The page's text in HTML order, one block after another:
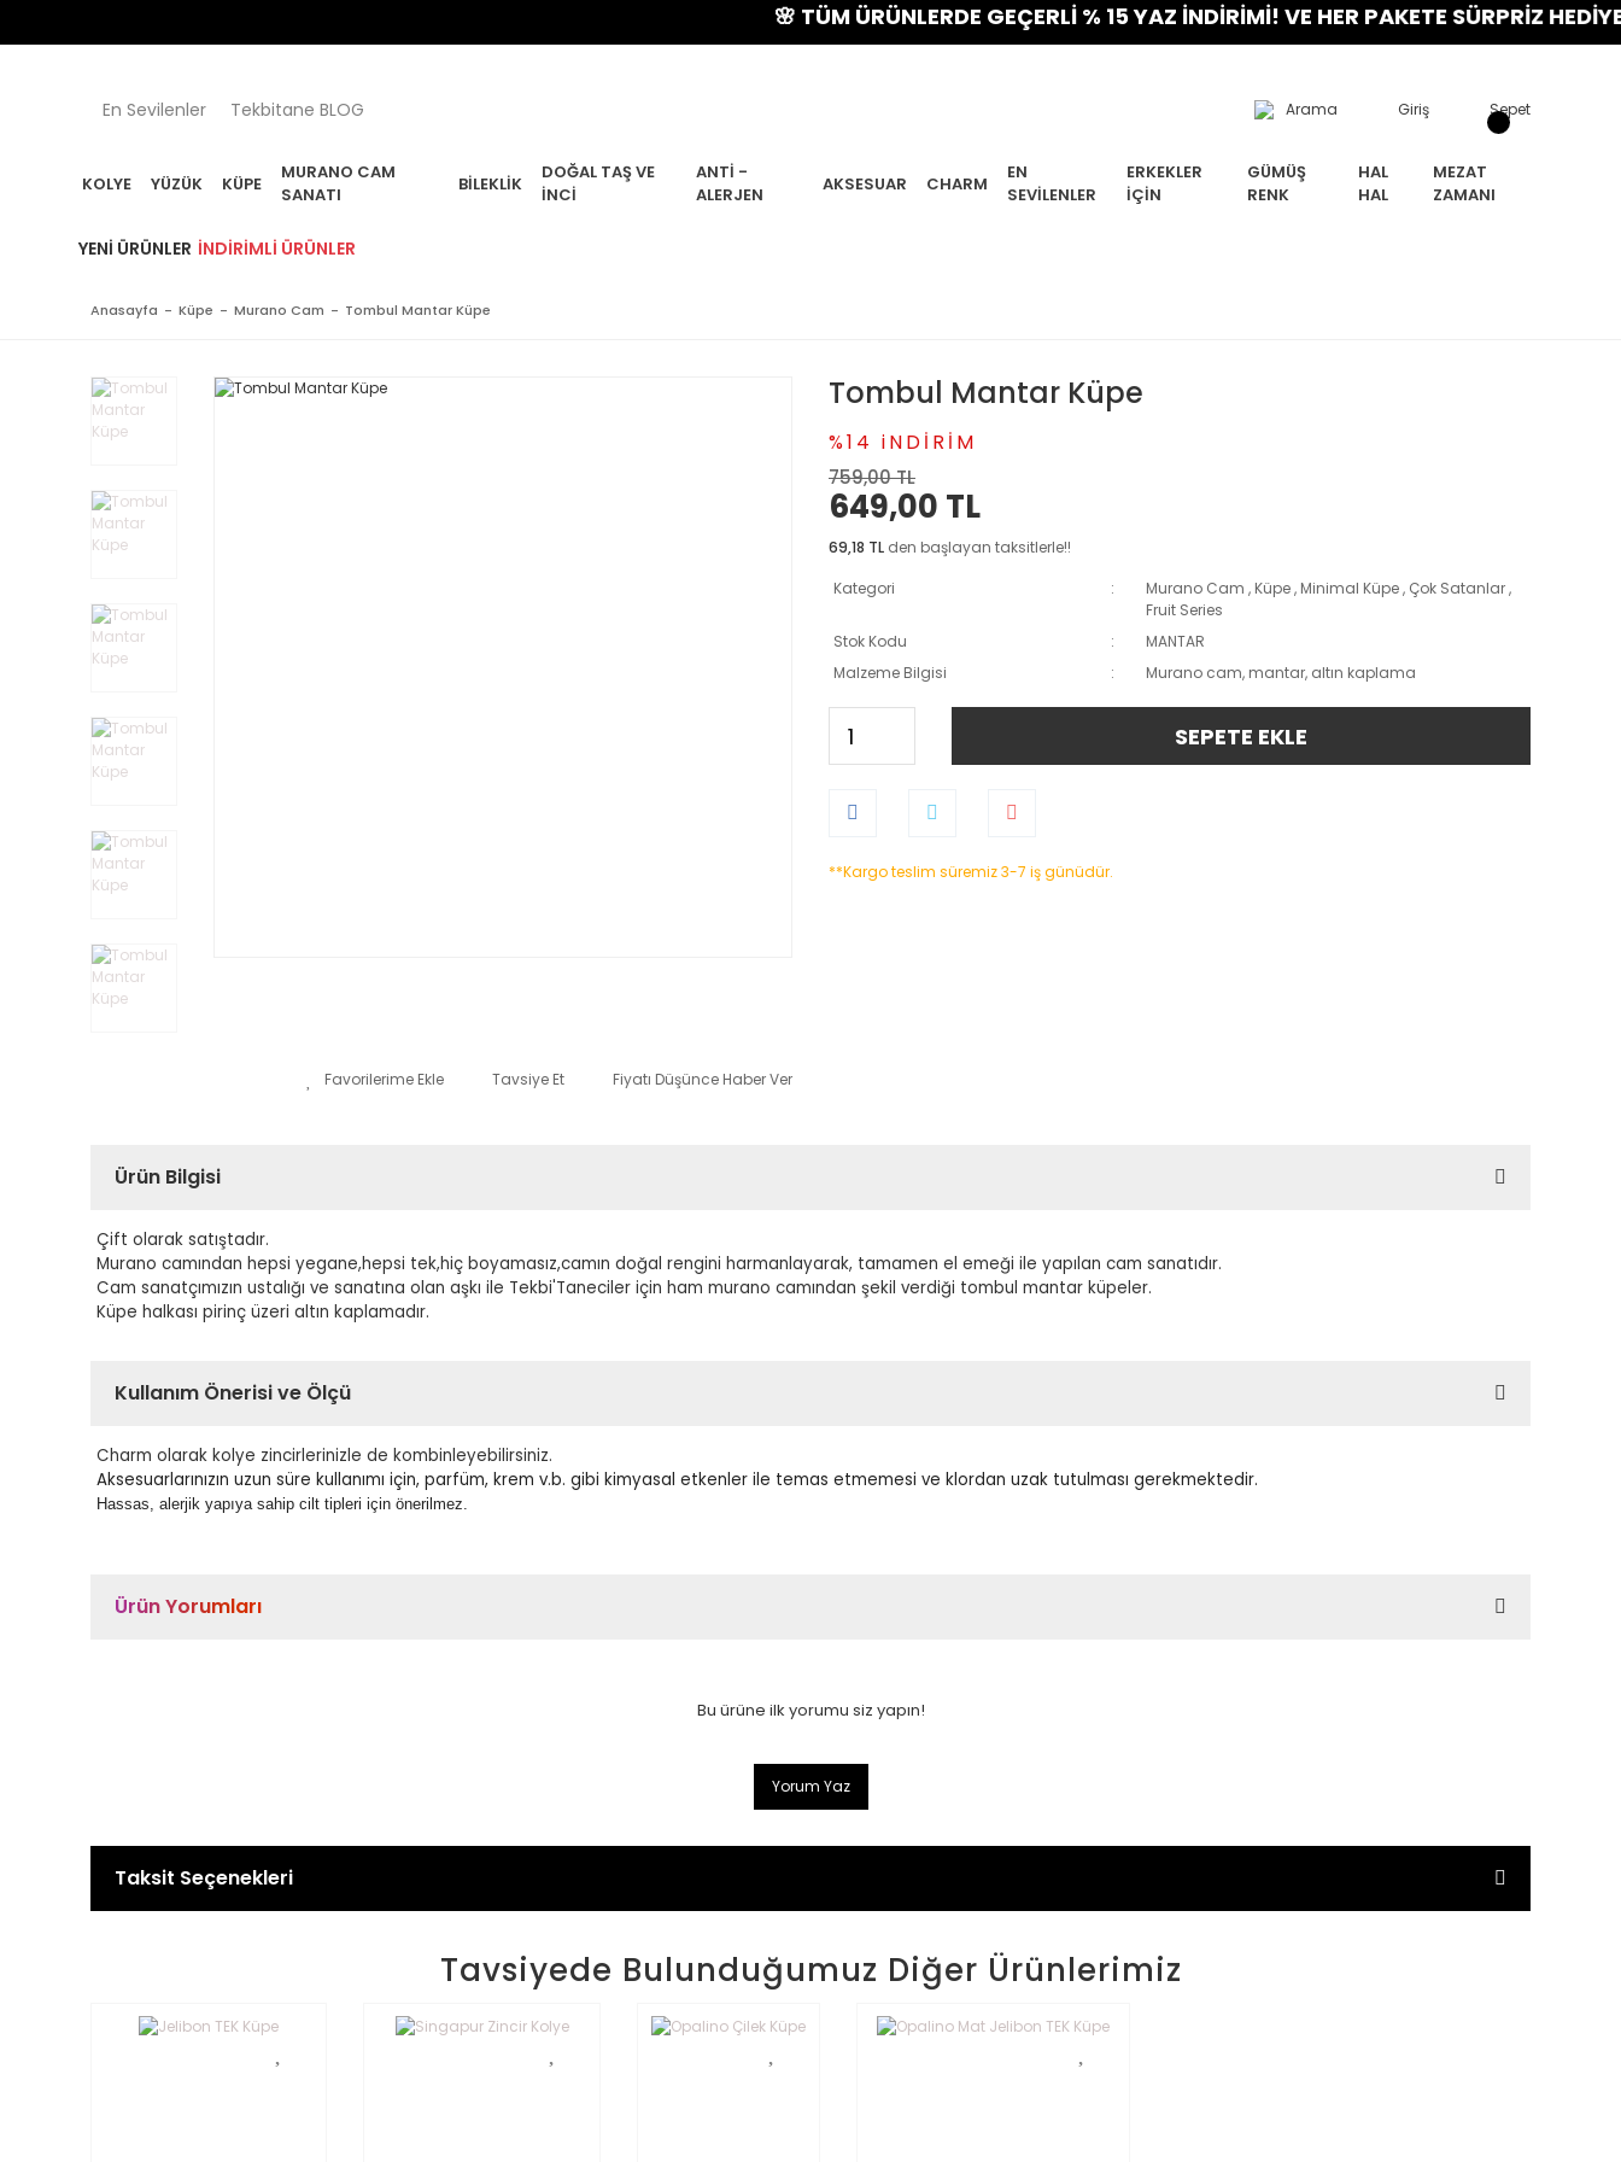
🌸 TÜM ÜRÜNLERDE GEÇERLİ % 15 YAZ İNDİRİMİ! VE HER PAKETE SÜRPRİZ HEDİYE!
En Sevilenler Tekbitane BLOG Arama Giriş Sepet
KOLYE YÜZÜK KÜPE
MURANO CAM
SANATI
BILEKLIK
DOĞAL TAŞ VE
İNCI
ANTI -
ALERJEN
AKSESUAR CHARM
EN
SEVILENLER
ERKEKLER
İÇIN
GÜMÜŞ
RENK
HAL
HAL
MEZAT
ZAMANI
YENI ÜRÜNLER İNDIRIMLI ÜRÜNLER
Anasayfa Küpe Murano Cam Tombul Mantar Küpe
Tavsiye Et Fiyatı Düşünce Haber Ver
Tombul Mantar Küpe
%14 iNDİRİM
759,00 TL
649,00 TL
69,18 TL den başlayan taksitlerle!!
Kategori
Murano Cam , Küpe , Minimal Küpe , Çok Satanlar ,
Fruit Series
Stok Kodu
MANTAR
Malzeme Bilgisi
Murano cam, mantar, altın kaplama
SEPETE EKLE
**Kargo teslim süremiz 3-7 iş günüdür.
Ürün Bilgisi
Çift olarak satıştadır.
Murano camından hepsi yegane,hepsi tek,hiç boyamasız,camın doğal rengini harmanlayarak, tamamen el emeği ile yapılan cam sanatıdır.
Cam sanatçımızın ustalığı ve sanatına olan aşkı ile Tekbi'Taneciler için ham murano camından şekil verdiği tombul mantar küpeler.
Küpe halkası pirinç üzeri altın kaplamadır.
Kullanım Önerisi ve Ölçü
Charm olarak kolye zincirlerinizle de kombinleyebilirsiniz.
Aksesuarlarınızın uzun süre kullanımı için, parfüm, krem v.b. gibi kimyasal etkenler ile temas etmemesi ve klordan uzak tutulması gerekmektedir.
Hassas, alerjik yapıya sahip cilt tipleri için önerilmez.
Ürün Yorumları
Bu ürüne ilk yorumu siz yapın!
Yorum Yaz
Taksit Seçenekleri
Tavsiyede Bulunduğumuz Diğer Ürünlerimiz